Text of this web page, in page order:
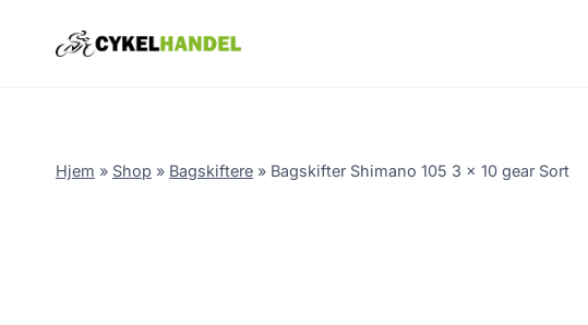
Hjem » Shop » Bagskiftere » Bagskifter Shimano 105 3 x 10 gear Sort